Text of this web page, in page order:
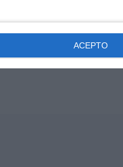
ACEPTO